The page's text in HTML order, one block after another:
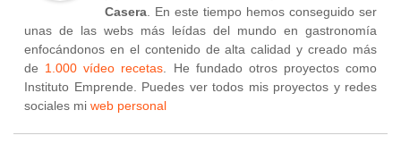
Casera. En este tiempo hemos conseguido ser
unas de las webs más leídas del mundo en gastronomía
enfocándonos en el contenido de alta calidad y creado más
de 1.000 vídeo recetas. He fundado otros proyectos como
Instituto Emprende. Puedes ver todos mis proyectos y redes
sociales mi web personal